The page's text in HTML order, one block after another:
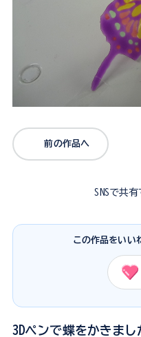
前の作品へ
SNSで共有
この作品をいい
3Dペンで蝶をかきまし